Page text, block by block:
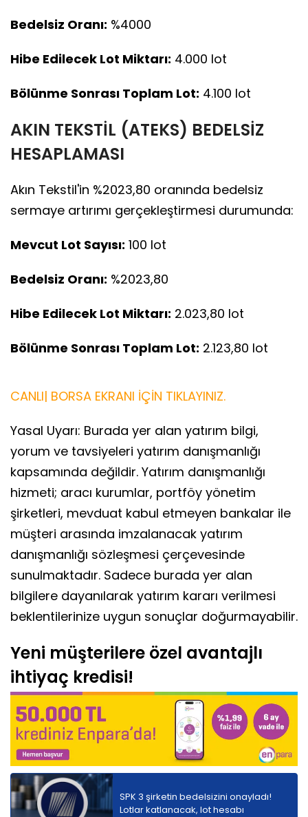
Bedelsiz Oranı: %4000
Hibe Edilecek Lot Miktarı: 4.000 lot
Bölünme Sonrası Toplam Lot: 4.100 lot
AKIN TEKSTİL (ATEKS) BEDELSİZ
HESAPLAMASI
Akın Tekstil'in %2023,80 oranında bedelsiz
sermaye artırımı gerçekleştirmesi durumunda:
Mevcut Lot Sayısı: 100 lot
Bedelsiz Oranı: %2023,80
Hibe Edilecek Lot Miktarı: 2.023,80 lot
Bölünme Sonrası Toplam Lot: 2.123,80 lot
CANLI| BORSA EKRANI İÇİN TIKLAYINIZ.
Yasal Uyarı: Burada yer alan yatırım bilgi,
yorum ve tavsiyeleri yatırım danışmanlığı
kapsamında değildir. Yatırım danışmanlığı
hizmeti; aracı kurumlar, portföy yönetim
şirketleri, mevduat kabul etmeyen bankalar ile
müşteri arasında imzalanacak yatırım
danışmanlığı sözleşmesi çerçevesinde
sunulmaktadır. Sadece burada yer alan
bilgilere dayanılarak yatırım kararı verilmesi
beklentilerinize uygun sonuçlar doğurmayabilir.
Yeni müşterilere özel avantajlı
ihtiyaç kredisi!
SPK 3 şirketin bedelsizini onayladı!
Lotlar katlanacak, lot hesabı